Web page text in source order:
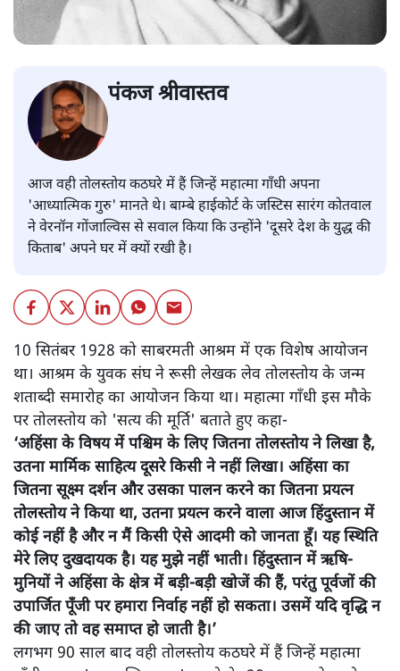
पंकज श्रीवास्तव
आज वही तोलस्तोय कठघरे में हैं जिन्हें महात्मा गाँधी अपना
'आध्यात्मिक गुरु' मानते थे। बाम्बे हाईकोर्ट के जस्टिस सारंग कोतवाल
ने वेरनॉन गोंजाल्विस से सवाल किया कि उन्होंने 'दूसरे देश के युद्ध की
किताब' अपने घर में क्यों रखी है।
10 सितंबर 1928 को साबरमती आश्रम में एक विशेष आयोजन
था। आश्रम के युवक संघ ने रूसी लेखक लेव तोलस्तोय के जन्म
शताब्दी समारोह का आयोजन किया था। महात्मा गाँधी इस मौके
पर तोलस्तोय को 'सत्य की मूर्ति' बताते हुए कहा-
‘अहिंसा के विषय में पश्चिम के लिए जितना तोलस्तोय ने लिखा है,
उतना मार्मिक साहित्य दूसरे किसी ने नहीं लिखा। अहिंसा का
जितना सूक्ष्म दर्शन और उसका पालन करने का जितना प्रयत्न
तोलस्तोय ने किया था, उतना प्रयत्न करने वाला आज हिंदुस्तान में
कोई नहीं है और न मैं किसी ऐसे आदमी को जानता हूँ। यह स्थिति
मेरे लिए दुखदायक है। यह मुझे नहीं भाती। हिंदुस्तान में ऋषि-
मुनियों ने अहिंसा के क्षेत्र में बड़ी-बड़ी खोजें की हैं, परंतु पूर्वजों की
उपार्जित पूँजी पर हमारा निर्वाह नहीं हो सकता। उसमें यदि वृद्धि न
की जाए तो वह समाप्त हो जाती है।’
लगभग 90 साल बाद वही तोलस्तोय कठघरे में हैं जिन्हें महात्मा